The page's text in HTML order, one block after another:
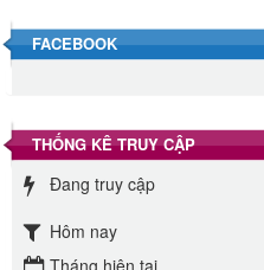
Đường
Đường mía
FACEBOOK
THỐNG KÊ TRUY CẬP
Đang truy cập
Hôm nay
Tháng hiện tại